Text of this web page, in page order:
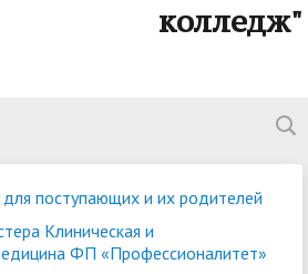
колледж"
поступающих и их родителей
Клиническая и
ФП «Профессионалитет»